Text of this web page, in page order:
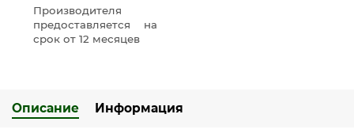
Производителя
предоставляется на
срок от 12 месяцев
Описание Информация